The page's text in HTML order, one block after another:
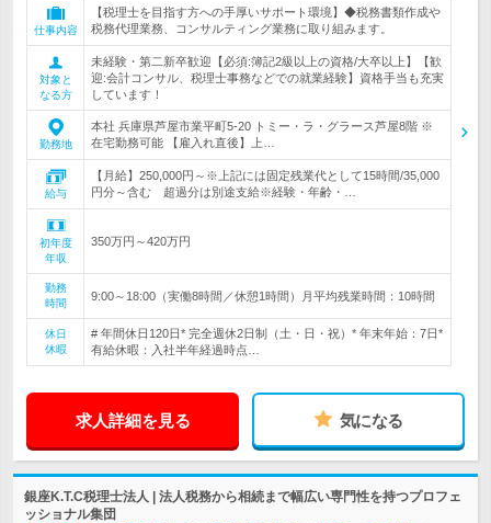
仕事内容
【税理士を目指す方への手厚いサポート環境】◆税務書類作成や
税務代理業務、コンサルティング業務に取り組みます。
対象と
なる方
未経験・第二新卒歓迎【必須:簿記2級以上の資格/大卒以上】【歓
迎:会計コンサル、税理士事務などでの就業経験】資格手当も充実
しています！
勤務地
本社 兵庫県芦屋市業平町5-20 トミー・ラ・グラース芦屋8階 ※
在宅勤務可能 【雇入れ直後】上…
給与
【月給】250,000円～※上記には固定残業代として15時間/35,000
円分～含む 超過分は別途支給※経験・年齢・…
初年度
年収
350万円～420万円
勤務
時間
9:00～18:00（実働8時間／休憩1時間）月平均残業時間：10時間
休日
休暇
# 年間休日120日* 完全週休2日制（土・日・祝）* 年末年始：7日*
有給休暇：入社半年経過時点…
求人詳細を見る 気になる
銀座K.T.C税理士法人 | 法人税務から相続まで幅広い専門性を持つプロフェ
ッショナル集団